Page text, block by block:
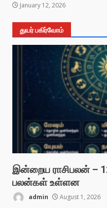
January 12, 2026
துயர் பகிர்வோம்
இன்றைய ராசிபலன் –
பலன்கள் உள்ளன
admin August 1, 2026